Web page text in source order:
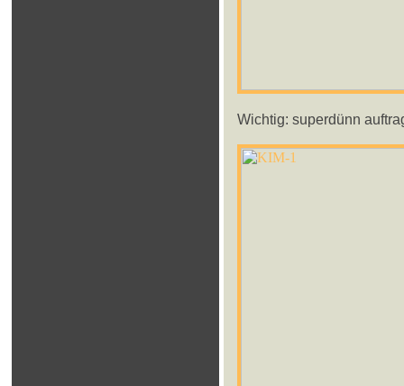
Wichtig: superdünn